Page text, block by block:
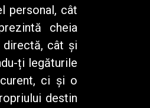
personal, cât
cheia
directă, cât și
ți legăturile
ci și o
destin